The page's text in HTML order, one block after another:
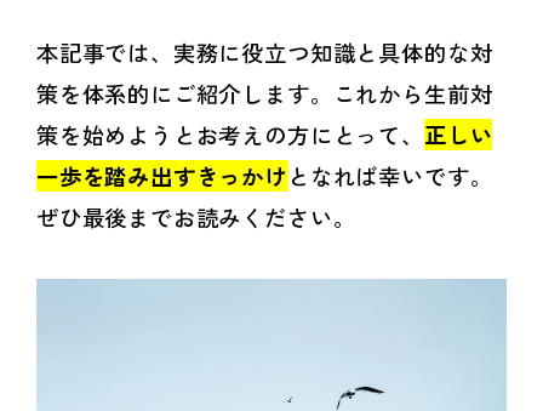
本記事では、実務に役立つ知識と具体的な対
策を体系的にご紹介します。これから生前対
策を始めようとお考えの方にとって、 正しい
一歩を踏み出すきっかけ となれば幸いです。
ぜひ最後までお読みください。